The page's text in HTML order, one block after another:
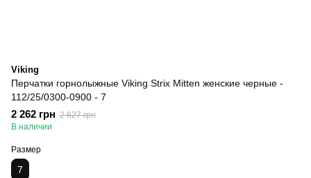
Viking
Перчатки горнолыжные Viking Strix Mitten женские черные -
112/25/0300-0900 - 7
2 262 грн 2 827 грн
В наличии
Размер
7